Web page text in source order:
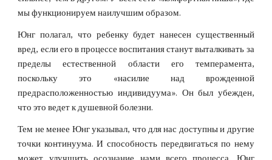
мы функционируем наилучшим образом.
Юнг полагал, что ребенку будет нанесен существенный
вред, если его в процессе воспитания станут выталкивать за
пределы естественной области его темперамента,
поскольку это «насилие над врожденной
предрасположенностью индивидуума». Он был убежден,
что это ведет к душевной болезни.
Тем не менее Юнг указывал, что для нас доступны и другие
точки континуума. И способность передвигаться по нему